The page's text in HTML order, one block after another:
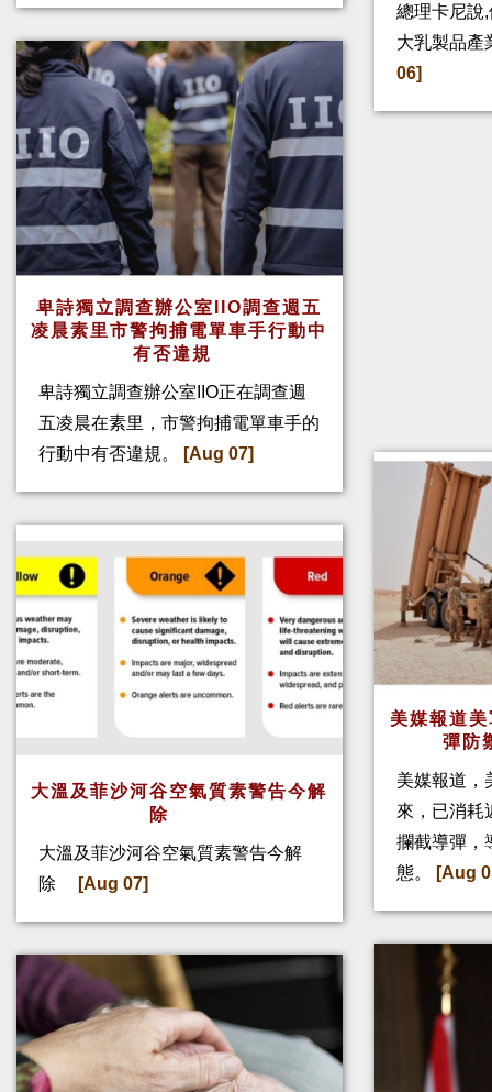
卑詩獨立調查辦公室IIO調查週五
凌晨素里市警拘捕電單車手行動中
有否違規
卑詩獨立調查辦公室IIO正在調查週
五凌晨在素里，市警拘捕電單車手的
行動中有否違規。
[Aug 07]
大溫及菲沙河谷空氣質素警告今解
除
大溫及菲沙河谷空氣質素警告今解
除
[Aug 07]
總理卡尼說
大乳製品產
06]
美媒報道
彈防
美媒報道，
來，已消耗
攔截導彈，
態。
[Aug